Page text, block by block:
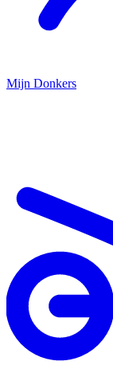
Mijn Donkers